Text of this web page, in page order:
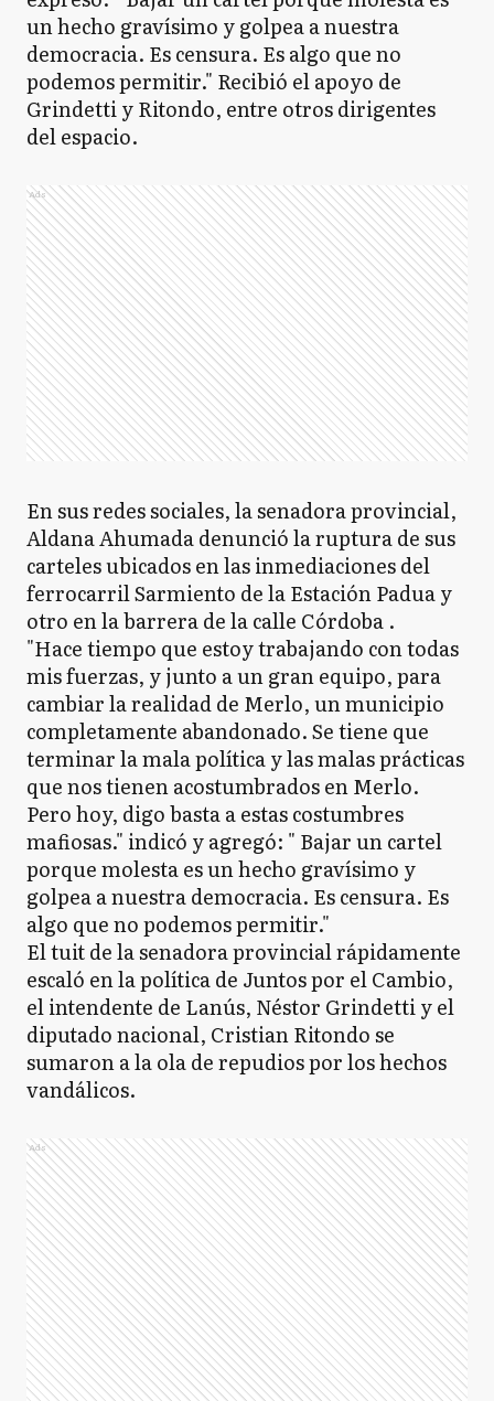
un hecho gravísimo y golpea a nuestra
democracia. Es censura. Es algo que no
podemos permitir." Recibió el apoyo de
Grindetti y Ritondo, entre otros dirigentes
del espacio.
Ads
En sus redes sociales, la senadora provincial,
Aldana Ahumada denunció la ruptura de sus
carteles ubicados en las inmediaciones del
ferrocarril Sarmiento de la Estación Padua y
otro en la barrera de la calle Córdoba .
"Hace tiempo que estoy trabajando con todas
mis fuerzas, y junto a un gran equipo, para
cambiar la realidad de Merlo, un municipio
completamente abandonado. Se tiene que
terminar la mala política y las malas prácticas
que nos tienen acostumbrados en Merlo.
Pero hoy, digo basta a estas costumbres
mafiosas." indicó y agregó: " Bajar un cartel
porque molesta es un hecho gravísimo y
golpea a nuestra democracia. Es censura. Es
algo que no podemos permitir."
El tuit de la senadora provincial rápidamente
escaló en la política de Juntos por el Cambio,
el intendente de Lanús, Néstor Grindetti y el
diputado nacional, Cristian Ritondo se
sumaron a la ola de repudios por los hechos
vandálicos.
Ads